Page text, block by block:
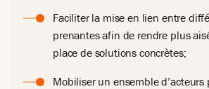
Faciliter la mise en lien entre
prenantes afin de rendre plus
place de solutions concrètes;
Mobiliser un ensemble